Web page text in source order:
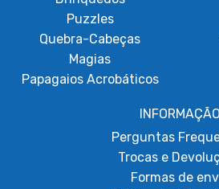
Puzzles
Quebra-Cabeças
Magias
Papagaios Acrobáticos
INFORMAÇÃO
Perguntas
Trocas e
Formas de